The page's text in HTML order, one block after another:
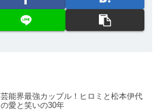
芸能界最強カップル！ヒロミと松本伊代
の愛と笑いの30年